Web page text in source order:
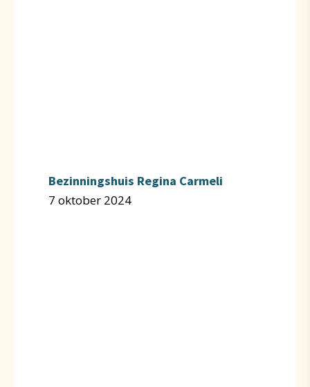
Bezinningshuis Regina Carmeli
7 oktober 2024